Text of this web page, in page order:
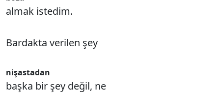
almak istedim.
Bardakta verilen şey
nişastadan
başka bir şey değil, ne